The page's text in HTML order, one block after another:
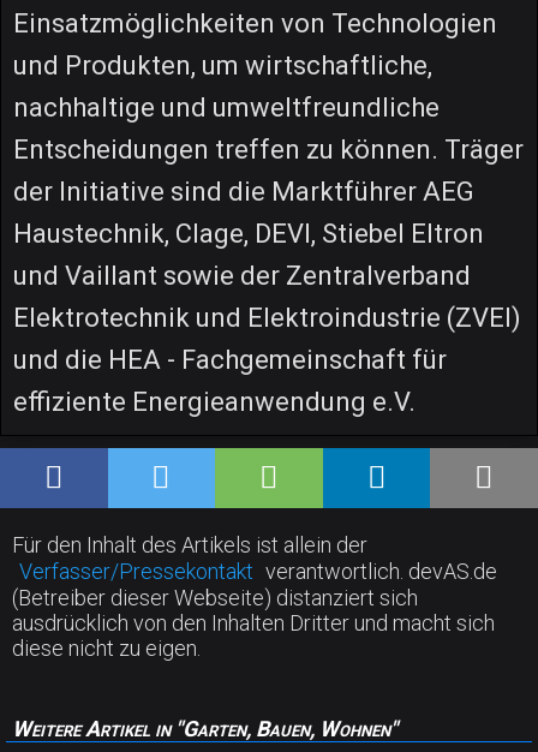
Einsatzmöglichkeiten von Technologien
und Produkten, um wirtschaftliche,
nachhaltige und umweltfreundliche
Entscheidungen treffen zu können. Träger
der Initiative sind die Marktführer AEG
Haustechnik, Clage, DEVI, Stiebel Eltron
und Vaillant sowie der Zentralverband
Elektrotechnik und Elektroindustrie (ZVEI)
und die HEA - Fachgemeinschaft für
effiziente Energieanwendung e.V.
Für den Inhalt des Artikels ist allein der
Verfasser/Pressekontakt verantwortlich. devAS.de
(Betreiber dieser Webseite) distanziert sich
ausdrücklich von den Inhalten Dritter und macht sich
diese nicht zu eigen.
Weitere Artikel in "Garten, Bauen, Wohnen"